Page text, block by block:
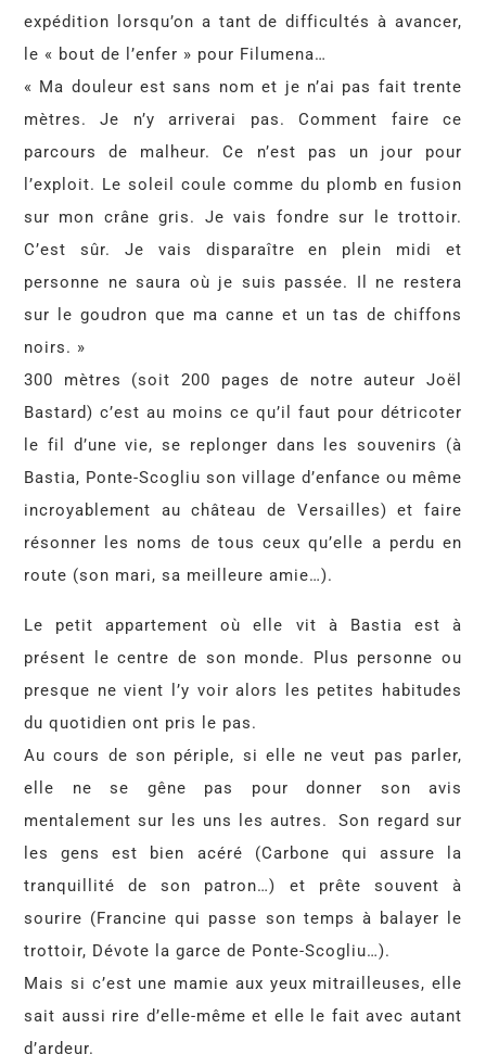
expédition lorsqu’on a tant de difficultés à avancer,
le « bout de l’enfer » pour Filumena…
« Ma douleur est sans nom et je n’ai pas fait trente
mètres. Je n’y arriverai pas. Comment faire ce
parcours de malheur. Ce n’est pas un jour pour
l’exploit. Le soleil coule comme du plomb en fusion
sur mon crâne gris. Je vais fondre sur le trottoir.
C’est sûr. Je vais disparaître en plein midi et
personne ne saura où je suis passée. Il ne restera
sur le goudron que ma canne et un tas de chiffons
noirs. »
300 mètres (soit 200 pages de notre auteur Joël
Bastard) c’est au moins ce qu’il faut pour détricoter
le fil d’une vie, se replonger dans les souvenirs (à
Bastia, Ponte-Scogliu son village d’enfance ou même
incroyablement au château de Versailles) et faire
résonner les noms de tous ceux qu’elle a perdu en
route (son mari, sa meilleure amie…).
Le petit appartement où elle vit à Bastia est à
présent le centre de son monde. Plus personne ou
presque ne vient l’y voir alors les petites habitudes
du quotidien ont pris le pas.
Au cours de son périple, si elle ne veut pas parler,
elle ne se gêne pas pour donner son avis
mentalement sur les uns les autres. Son regard sur
les gens est bien acéré (Carbone qui assure la
tranquillité de son patron…) et prête souvent à
sourire (Francine qui passe son temps à balayer le
trottoir, Dévote la garce de Ponte-Scogliu…).
Mais si c’est une mamie aux yeux mitrailleuses, elle
sait aussi rire d’elle-même et elle le fait avec autant
d’ardeur.